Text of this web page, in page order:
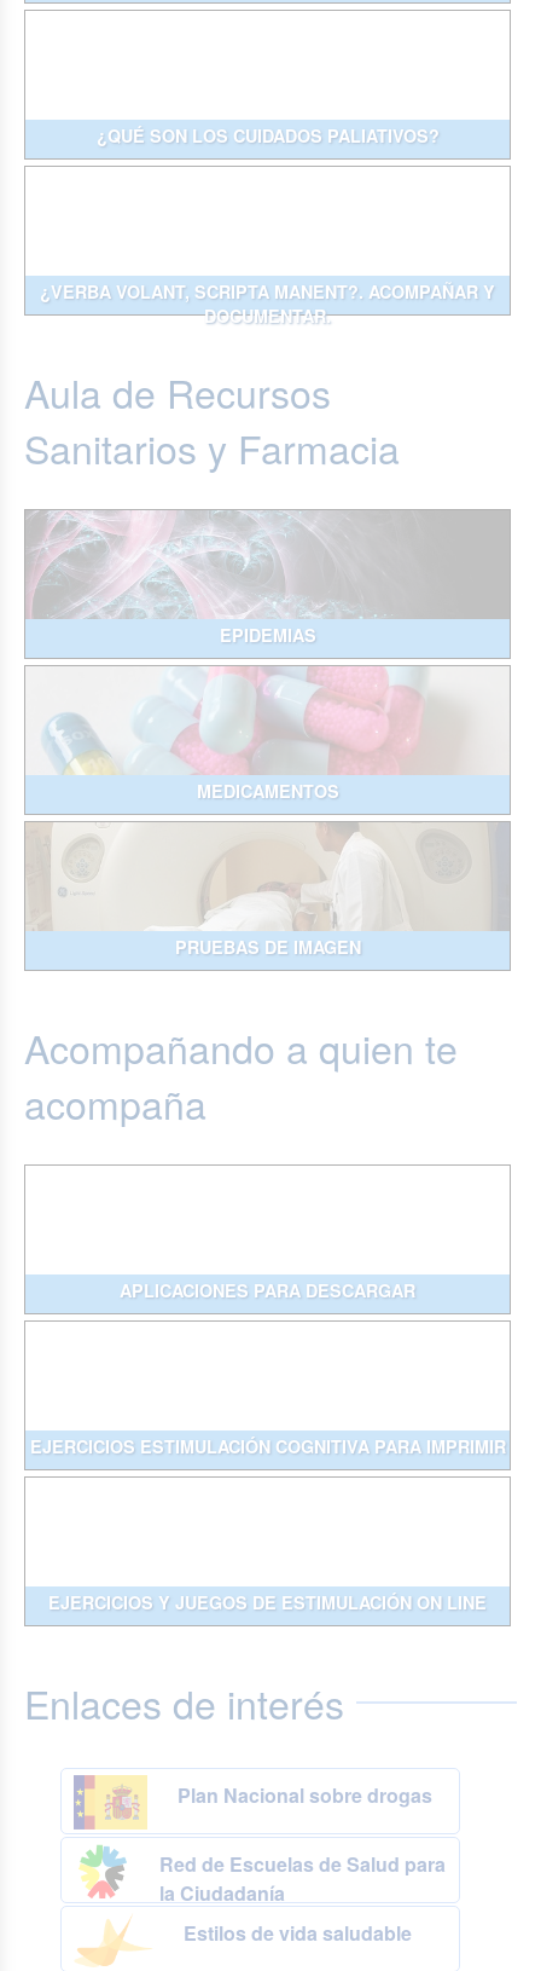
¿QUÉ SON LOS CUIDADOS PALIATIVOS?
¿VERBA VOLANT, SCRIPTA MANENT?. ACOMPAÑAR Y
DOCUMENTAR.
Aula de Recursos
Sanitarios y Farmacia
EPIDEMIAS
MEDICAMENTOS
PRUEBAS DE IMAGEN
Acompañando a quien te
acompaña
APLICACIONES PARA DESCARGAR
EJERCICIOS ESTIMULACIÓN COGNITIVA PARA IMPRIMIR
EJERCICIOS Y JUEGOS DE ESTIMULACIÓN ON LINE
Enlaces de interés
Plan Nacional sobre drogas
Red de Escuelas de Salud para
la Ciudadanía
Estilos de vida saludable